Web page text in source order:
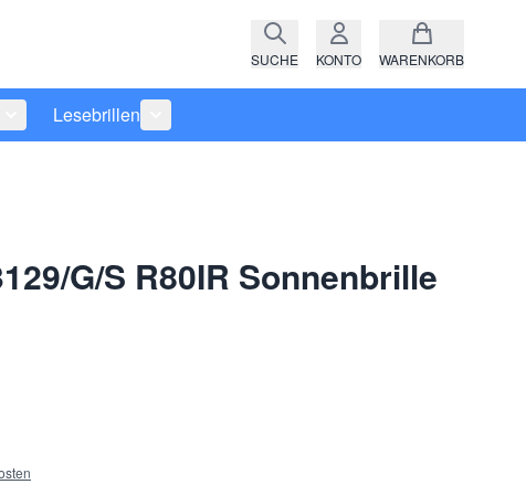
SUCHE KONTO WARENKORB
anzeigen
Raritäten anzeigen
Untermenü für Kategorie Fassungen anzeigen
Lesebrillen
Untermenü für Kategorie Lesebrillen anzeigen
G/S R80IR Sonnenbrille